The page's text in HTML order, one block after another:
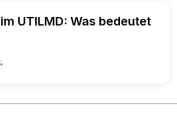
UTILMD: Was bedeutet